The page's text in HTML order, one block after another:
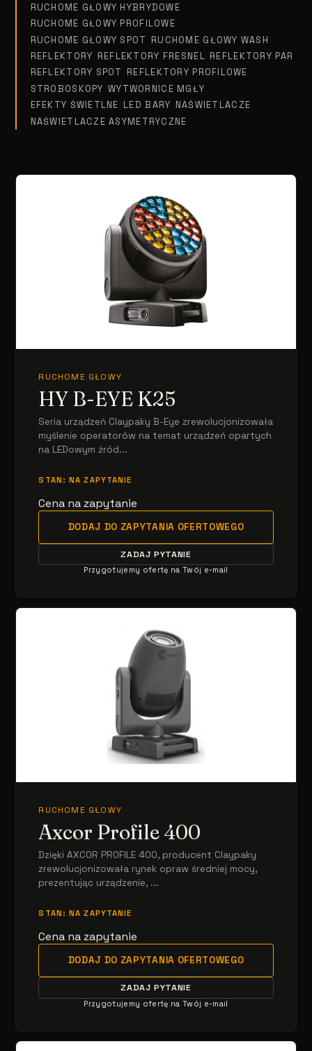
RUCHOME GŁOWY HYBRYDOWE
RUCHOME GŁOWY PROFILOWE
RUCHOME GŁOWY SPOT RUCHOME GŁOWY WASH
REFLEKTORY REFLEKTORY FRESNEL REFLEKTORY PAR
REFLEKTORY SPOT REFLEKTORY PROFILOWE
STROBOSKOPY WYTWORNICE MGŁY
EFEKTY ŚWIETLNE LED BARY NAŚWIETLACZE
NAŚWIETLACZE ASYMETRYCZNE
RUCHOME GŁOWY
HY B-EYE K25
Seria urządzeń Claypaky B-Eye zrewolucjonizowała
myślenie operatorów na temat urządzeń opartych
na LEDowym źród...
STAN: NA ZAPYTANIE
Cena na zapytanie
DODAJ DO ZAPYTANIA OFERTOWEGO
ZADAJ PYTANIE
Przygotujemy ofertę na Twój e-mail
RUCHOME GŁOWY
Axcor Profile 400
Dzięki AXCOR PROFILE 400, producent Claypaky
zrewolucjonizowała rynek opraw średniej mocy,
prezentując urządzenie, ...
STAN: NA ZAPYTANIE
Cena na zapytanie
DODAJ DO ZAPYTANIA OFERTOWEGO
ZADAJ PYTANIE
Przygotujemy ofertę na Twój e-mail